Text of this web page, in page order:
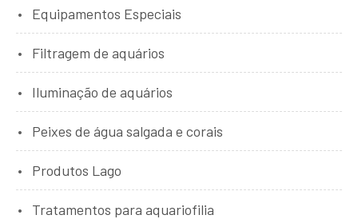
Equipamentos Especiais
Filtragem de aquários
Iluminação de aquários
Peixes de água salgada e corais
Produtos Lago
Tratamentos para aquariofilia